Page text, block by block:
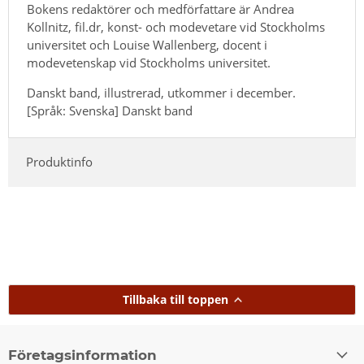
Bokens redaktörer och medförfattare är Andrea
Kollnitz, fil.dr, konst- och modevetare vid Stockholms
universitet och Louise Wallenberg, docent i
modevetenskap vid Stockholms universitet.
Danskt band, illustrerad, utkommer i december.
[Språk: Svenska] Danskt band
Produktinfo
Tillbaka till toppen
Företagsinformation